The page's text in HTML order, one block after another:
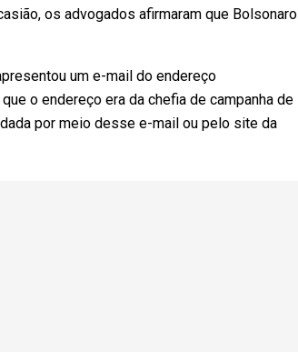
os advogados afirmaram que Bolsonaro
um e-mail do endereço
o endereço era da chefia de campanha de
por meio desse e-mail ou pelo site da